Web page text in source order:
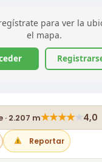
para ver la
el mapa.
2.207 m★★★★★4,0
Reportar